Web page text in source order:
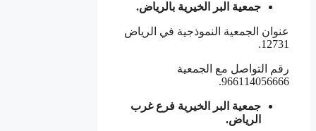
جمعية البر الخيرية بالرياض.
عنوان الجمعية النموذجية في الرياض
12731.
رقم التواصل مع الجمعية
966114056666.
جمعية البر الخيرية فرع غرب
الرياض.